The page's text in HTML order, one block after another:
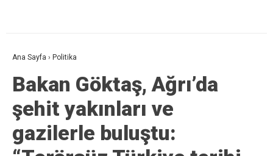
Ana Sayfa › Politika
Bakan Göktaş, Ağrı’da
şehit yakınları ve
gazilerle buluştu: